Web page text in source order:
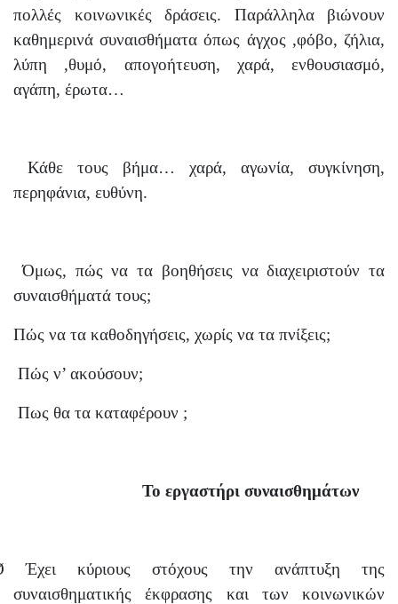
πολλές κοινωνικές δράσεις. Παράλληλα βιώνουν
καθημερινά συναισθήματα όπως άγχος ,φόβο, ζήλια,
λύπη ,θυμό, απογοήτευση, χαρά, ενθουσιασμό,
αγάπη, έρωτα…
Κάθε τους βήμα… χαρά, αγωνία, συγκίνηση,
περηφάνια, ευθύνη.
Όμως, πώς να τα βοηθήσεις να διαχειριστούν τα
συναισθήματά τους;
Πώς να τα καθοδηγήσεις, χωρίς να τα πνίξεις;
Πώς ν’ ακούσουν;
Πως θα τα καταφέρουν ;
Το εργαστήρι συναισθημάτων
Έχει κύριους στόχους την ανάπτυξη της
συναισθηματικής έκφρασης και των κοινωνικών